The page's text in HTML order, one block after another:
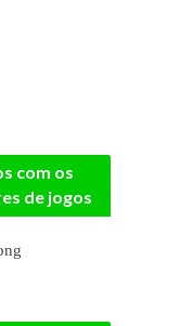
com os
de jogos